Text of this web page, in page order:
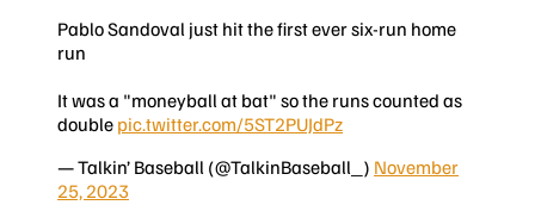
Pablo Sandoval just hit the first ever six-run home
run
It was a "moneyball at bat" so the runs counted as
double pic.twitter.com/5ST2PUJdPz
— Talkin’ Baseball (@TalkinBaseball_) November
25, 2023